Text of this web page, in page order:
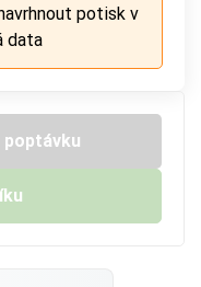
potisk v
data
poptávku